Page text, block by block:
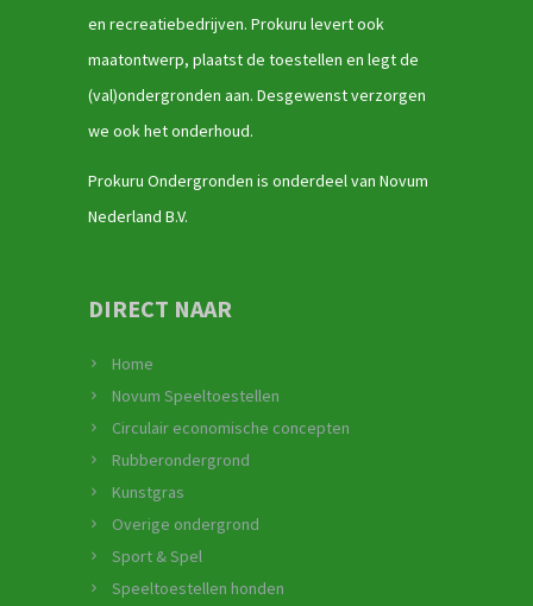
en recreatiebedrijven. Prokuru levert ook
maatontwerp, plaatst de toestellen en legt de
(val)ondergronden aan. Desgewenst verzorgen
we ook het onderhoud.
Prokuru Ondergronden is onderdeel van Novum
Nederland B.V.
DIRECT NAAR
Home
Novum Speeltoestellen
Circulair economische concepten
Rubberondergrond
Kunstgras
Overige ondergrond
Sport & Spel
Speeltoestellen honden